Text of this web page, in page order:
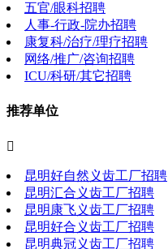
五官/眼科招聘
人事-行政-院办招聘
康复科/治疗/理疗招聘
网络/推广/咨询招聘
ICU/科研/其它招聘
推荐单位

昆明好自然义齿工厂招聘
昆明汇合义齿工厂招聘
昆明康飞义齿工厂招聘
昆明好合义齿工厂招聘
昆明典冠义齿工厂招聘